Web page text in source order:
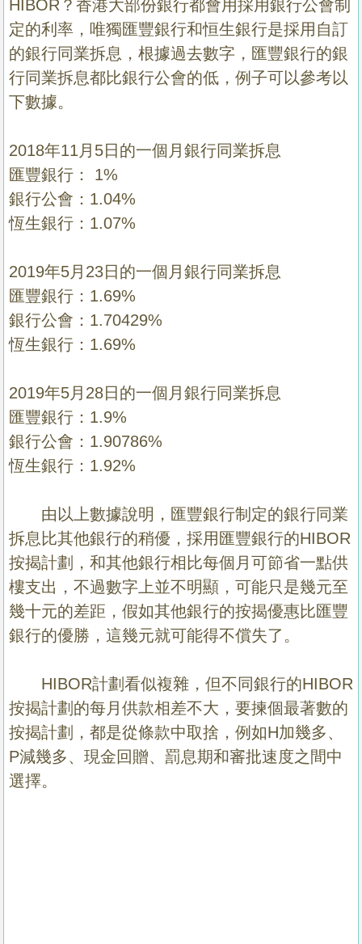
HIBOR？香港大部份銀行都會用採用銀行公會制
定的利率，唯獨匯豐銀行和恒生銀行是採用自訂
的銀行同業拆息，根據過去數字，匯豐銀行的銀
行同業拆息都比銀行公會的低，例子可以參考以
下數據。
2018年11月5日的一個月銀行同業拆息
匯豐銀行： 1%
銀行公會：1.04%
恆生銀行：1.07%
2019年5月23日的一個月銀行同業拆息
匯豐銀行：1.69%
銀行公會：1.70429%
恆生銀行：1.69%
2019年5月28日的一個月銀行同業拆息
匯豐銀行：1.9%
銀行公會：1.90786%
恆生銀行：1.92%
由以上數據說明，匯豐銀行制定的銀行同業
拆息比其他銀行的稍優，採用匯豐銀行的HIBOR
按揭計劃，和其他銀行相比每個月可節省一點供
樓支出，不過數字上並不明顯，可能只是幾元至
幾十元的差距，假如其他銀行的按揭優惠比匯豐
銀行的優勝，這幾元就可能得不償失了。
HIBOR計劃看似複雜，但不同銀行的HIBOR
按揭計劃的每月供款相差不大，要揀個最著數的
按揭計劃，都是從條款中取捨，例如H加幾多、
P減幾多、現金回贈、罰息期和審批速度之間中
選擇。